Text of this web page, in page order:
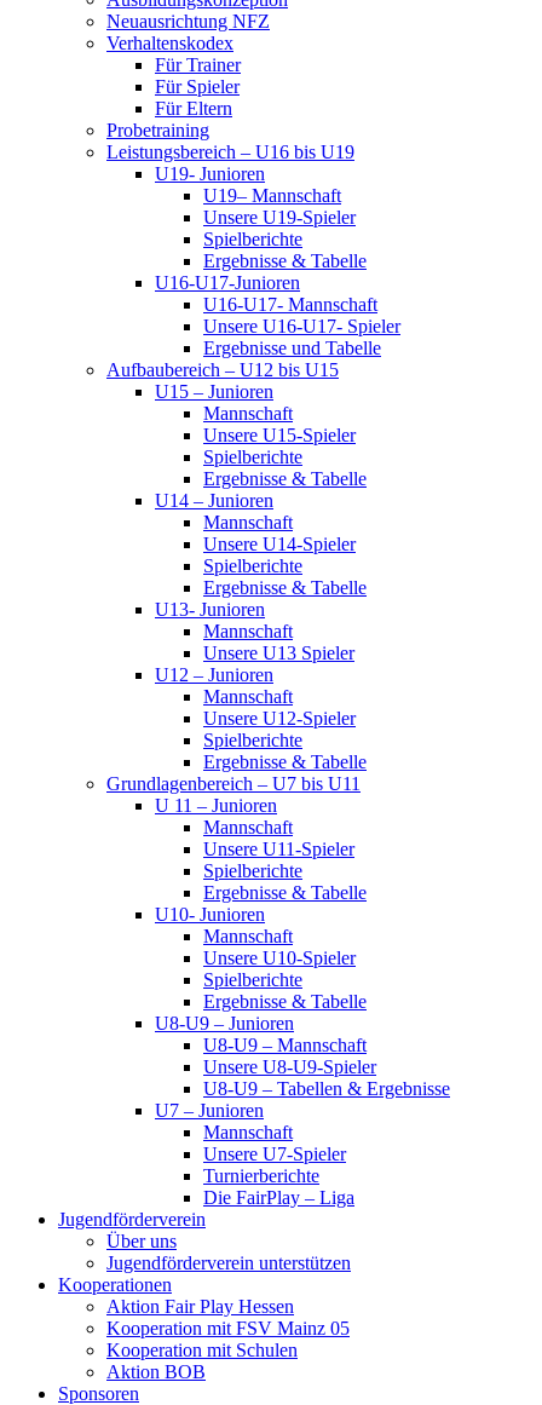
Neuausrichtung NFZ
Verhaltenskodex
Für Trainer
Für Spieler
Für Eltern
Probetraining
Leistungsbereich – U16 bis U19
U19- Junioren
U19– Mannschaft
Unsere U19-Spieler
Spielberichte
Ergebnisse & Tabelle
U16-U17-Junioren
U16-U17- Mannschaft
Unsere U16-U17- Spieler
Ergebnisse und Tabelle
Aufbaubereich – U12 bis U15
U15 – Junioren
Mannschaft
Unsere U15-Spieler
Spielberichte
Ergebnisse & Tabelle
U14 – Junioren
Mannschaft
Unsere U14-Spieler
Spielberichte
Ergebnisse & Tabelle
U13- Junioren
Mannschaft
Unsere U13 Spieler
U12 – Junioren
Mannschaft
Unsere U12-Spieler
Spielberichte
Ergebnisse & Tabelle
Grundlagenbereich – U7 bis U11
U 11 – Junioren
Mannschaft
Unsere U11-Spieler
Spielberichte
Ergebnisse & Tabelle
U10- Junioren
Mannschaft
Unsere U10-Spieler
Spielberichte
Ergebnisse & Tabelle
U8-U9 – Junioren
U8-U9 – Mannschaft
Unsere U8-U9-Spieler
U8-U9 – Tabellen & Ergebnisse
U7 – Junioren
Mannschaft
Unsere U7-Spieler
Turnierberichte
Die FairPlay – Liga
Jugendförderverein
Über uns
Jugendförderverein unterstützen
Kooperationen
Aktion Fair Play Hessen
Kooperation mit FSV Mainz 05
Kooperation mit Schulen
Aktion BOB
Sponsoren